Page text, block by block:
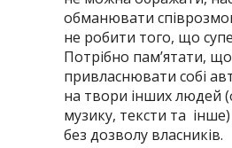
обманювати
не робити того, що
Потрібно пам’ятати,
привласнювати собі
на твори інших людей
музику, тексти та
без дозволу власників.